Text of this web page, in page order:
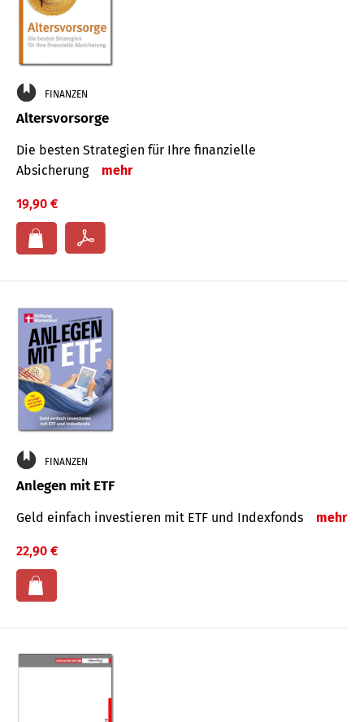
FINANZEN
Altersvorsorge
Die besten Strategien für Ihre finanzielle
Absicherung
mehr
19,90 €
FINANZEN
Anlegen mit ETF
Geld einfach investieren mit ETF und Indexfonds mehr
22,90 €